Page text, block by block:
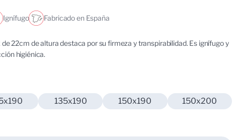
Ignífugo Fabricado en España
22cm de altura destaca por su firmeza y transpirabilidad. Es ignífugo y
higiénica.
135x190 150x190 150x200